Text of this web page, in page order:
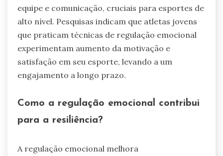
equipe e comunicação, cruciais para esportes de
alto nível. Pesquisas indicam que atletas jovens
que praticam técnicas de regulação emocional
experimentam aumento da motivação e
satisfação em seu esporte, levando a um
engajamento a longo prazo.
Como a regulação emocional contribui
para a resiliência?
A regulação emocional melhora